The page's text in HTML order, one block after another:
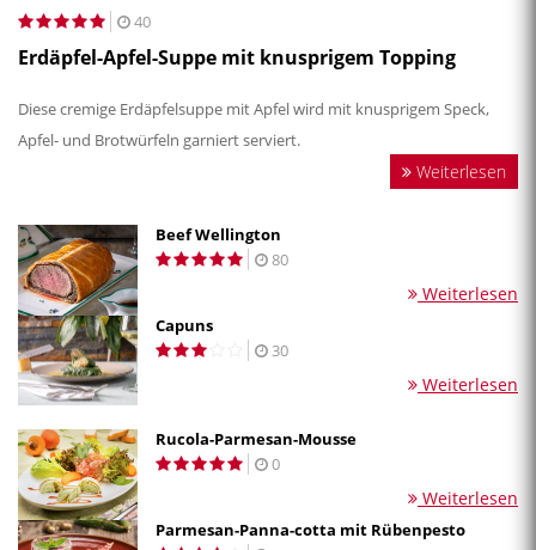
40
Erdäpfel-Apfel-Suppe mit knusprigem Topping
Diese cremige Erdäpfelsuppe mit Apfel wird mit knusprigem Speck,
Apfel- und Brotwürfeln garniert serviert.
Weiterlesen
Beef Wellington
80
Weiterlesen
Capuns
30
Weiterlesen
Rucola-Parmesan-Mousse
0
Weiterlesen
Parmesan-Panna-cotta mit Rübenpesto